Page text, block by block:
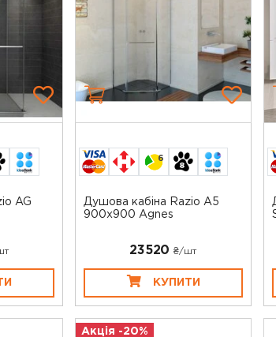
AG
6
Душова кабіна Razio A5
900х900 Agnes
23520 ₴/шт
КУПИТИ
Акція -20%